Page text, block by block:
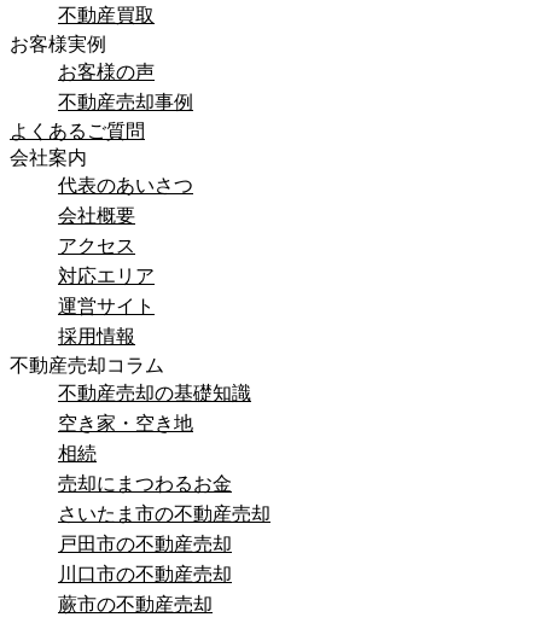
不動産買取
お客様実例
お客様の声
不動産売却事例
よくあるご質問
会社案内
代表のあいさつ
会社概要
アクセス
対応エリア
運営サイト
採用情報
不動産売却コラム
不動産売却の基礎知識
空き家・空き地
相続
売却にまつわるお金
さいたま市の不動産売却
戸田市の不動産売却
川口市の不動産売却
蕨市の不動産売却